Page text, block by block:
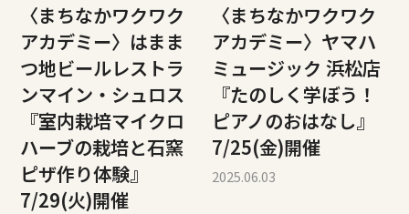
〈まちなかワクワク
アカデミー〉はまま
つ地ビールレストラ
ンマイン・シュロス
『室内栽培マイクロ
ハーブの栽培と石窯
ピザ作り体験』
7/29(火)開催
〈まちなかワクワク
アカデミー〉ヤマハ
ミュージック 浜松店
『たのしく学ぼう！
ピアノのおはなし』
7/25(金)開催
2025.06.03